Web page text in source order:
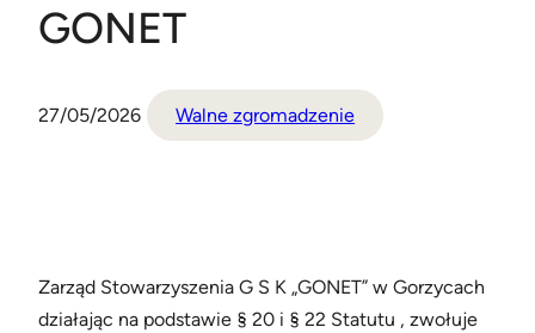
GONET
27/05/2026 Walne zgromadzenie
Zarząd Stowarzyszenia G S K „GONET” w Gorzycach
działając na podstawie § 20 i § 22 Statutu , zwołuje